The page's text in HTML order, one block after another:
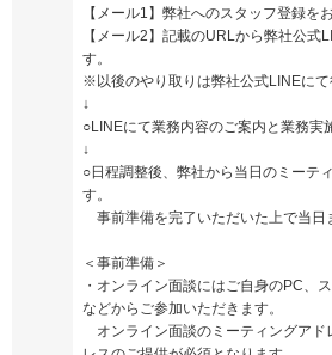
【メール1】弊社へのスタッフ登録を
【メール2】記載のURLから弊社公式
す。
※以後のやり取りは弊社公式LINEにて
↓
○LINEにて業務内容のご案内と業務実
↓
○日程調整後、弊社から当日のミーテ
す。
事前準備を完了いただいた上で当日
＜事前準備＞
・オンライン面談にはご自身のPC、
などからご参加いただきます。
オンライン面談のミーティングアド